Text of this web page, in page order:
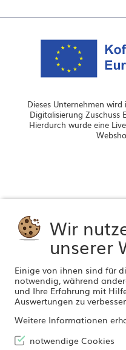
Dieses Unternehmen
Digitalisierung Zuschuss
Hierdurch wurde eine
Wir
unserer
Einige von ihnen sind für
notwendig, während
und Ihre Erfahrung mit
Auswertungen zu
Weitere Informationen
notwendige Cookies